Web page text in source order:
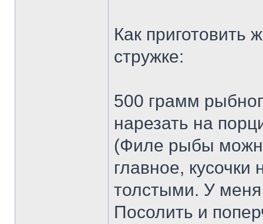
Как приготовить
стружке:
500 грамм
нарезать на
(Филе рыбы
главное,
толстыми. У
Посолить и